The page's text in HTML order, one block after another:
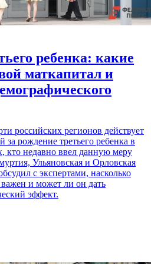
ребенка: какие
маткапитал и
российских регионов действует
за рождение третьего ребенка в
кто недавно ввел данную меру
Ульяновская и Орловская
с экспертами, насколько
и может ли он дать
эффект.